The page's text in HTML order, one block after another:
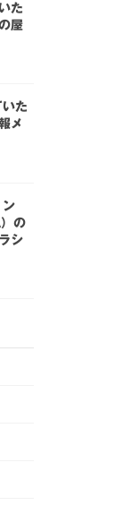
た
屋
た
メ
ン
の
シ